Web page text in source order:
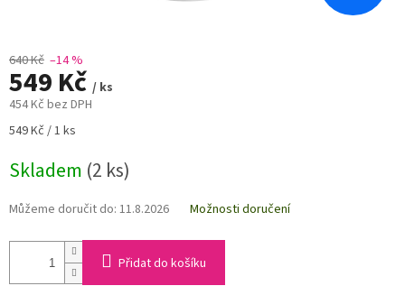
640 Kč –14 %
549 Kč / ks
454 Kč bez DPH
Měrná
549 Kč / 1 ks
Skladem (2 ks)
Můžeme doručit do: 11.8.2026 Možnosti doručení
Přidat do košíku